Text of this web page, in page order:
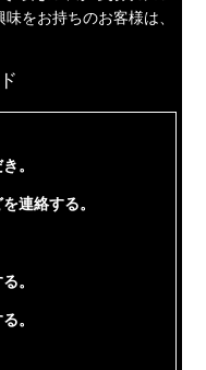
をお持ちのお客様は、
。
連絡する。
。
。